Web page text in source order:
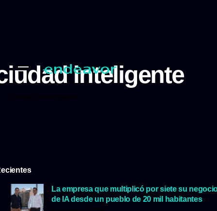
inteligente
La empresa que multiplicó por siete su
de IA desde un pueblo de 20 mil habitantes